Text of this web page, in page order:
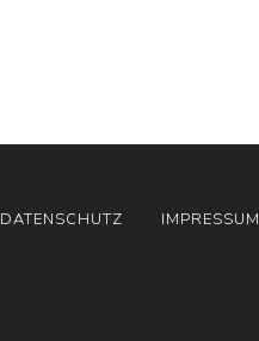
DATENSCHUTZ IMPRESSUM